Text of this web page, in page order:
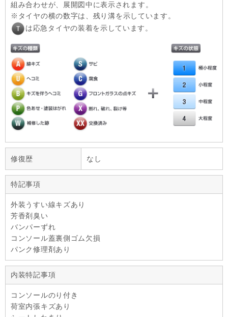
組み合わせが、展開図中に表示されます。
タイヤの横の数字は、残り溝を示しています。
は応急タイヤの装着を示しています。
修復歴 なし
特記事項
外装うすい線キズあり
芳香剤臭い
バンパーずれ
コンソール蓋裏側ゴム欠損
パンク修理剤あり
内装特記事項
コンソールのり付き
荷室内張キズあり